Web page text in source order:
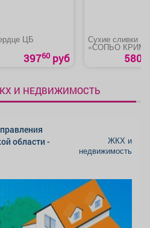
ЦБ
39760 руб
Сухие сливки
«СОПЬО
580
И НЕДВИЖИМОСТЬ
области -
ЖКХ и
недвижимость